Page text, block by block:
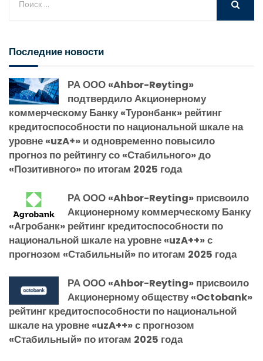
Последние новости
РА ООО «Ahbor-Reyting»
подтвердило Акционерному
коммерческому Банку «Туронбанк» рейтинг
кредитоспособности по национальной шкале на
уровне «uzA+» и одновременно повысило
прогноз по рейтингу со «Стабильного» до
«Позитивного» по итогам 2025 года
РА ООО «Ahbor-Reyting» присвоило
Акционерному коммерческому Банку
«Агробанк» рейтинг кредитоспособности по
национальной шкале на уровне «uzA++» с
прогнозом «Стабильный» по итогам 2025 года
РА ООО «Ahbor-Reyting» присвоило
Акционерному обществу «Octobank»
рейтинг кредитоспособности по национальной
шкале на уровне «uzA++» с прогнозом
«Стабильный» по итогам 2025 года